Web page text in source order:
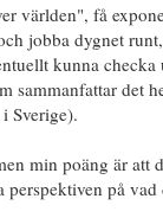
världen", få
jobba dygnet
kunna checka
sammanfattar det
Sverige).
min poäng är att
på vad